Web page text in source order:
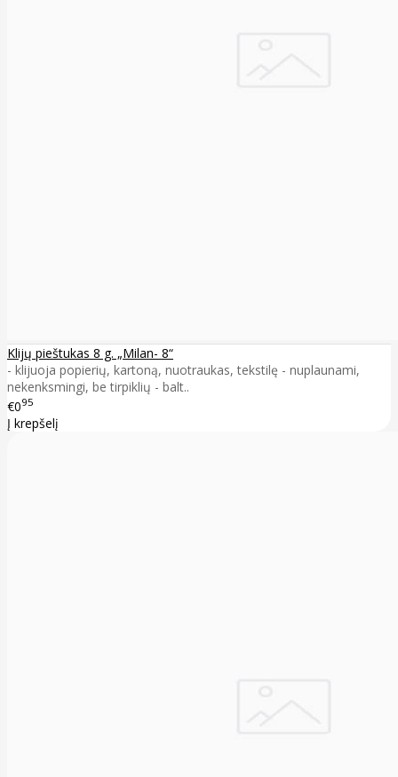
Klijų pieštukas 8 g. „Milan- 8“
- klijuoja popierių, kartoną, nuotraukas, tekstilę - nuplaunami,
nekenksmingi, be tirpiklių - balt..
€095
Į krepšelį